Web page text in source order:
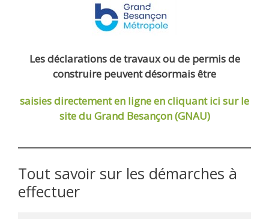
Les déclarations de travaux ou de permis de
construire peuvent désormais être
saisies directement en ligneen cliquant ici sur le
site du Grand Besançon (GNAU)
Tout savoir sur les démarches à
effectuer